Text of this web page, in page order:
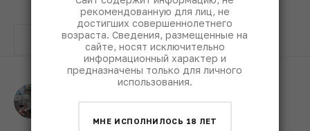
Бордо классификация
рекомендованную для лиц, не
достигших совершеннолетнего
возраста. Сведения, размещенные на
сайте, носят исключительно
информационный характер и
предназначены только для личного
использования.
МНЕ ИСПОЛНИЛОСЬ 18 ЛЕТ